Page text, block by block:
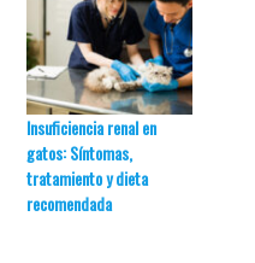
Insuficiencia renal en
gatos: Síntomas,
tratamiento y dieta
recomendada